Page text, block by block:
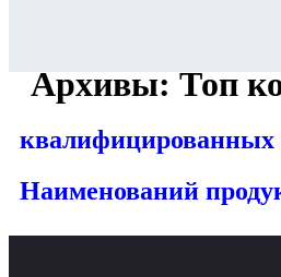
Архивы: Топ
квалифицированных
Наименований